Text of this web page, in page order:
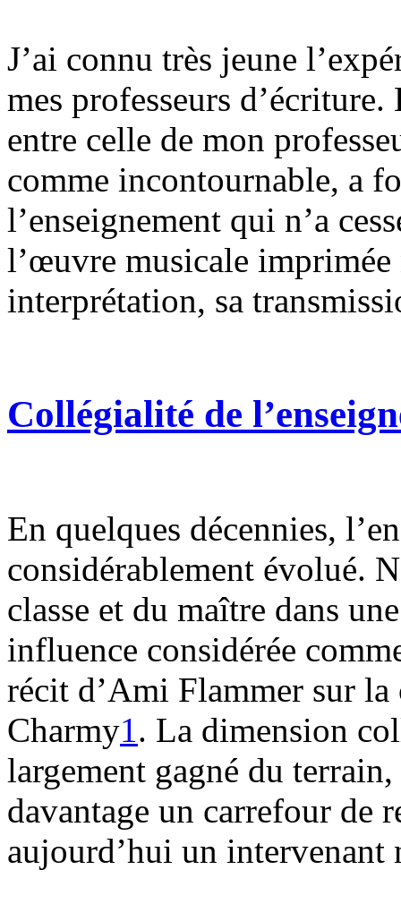
J’ai connu très jeune
mes professeurs
entre celle de mon
comme incontournable, a
l’enseignement qui n’a
l’œuvre musicale
interprétation, sa
Collégialité de
En quelques décennies,
considérablement évolué.
classe et du maître dans
influence considérée
récit d’Ami Flammer sur
Charmy1. La dimension
largement gagné du
davantage un carrefour de
aujourd’hui un intervenant